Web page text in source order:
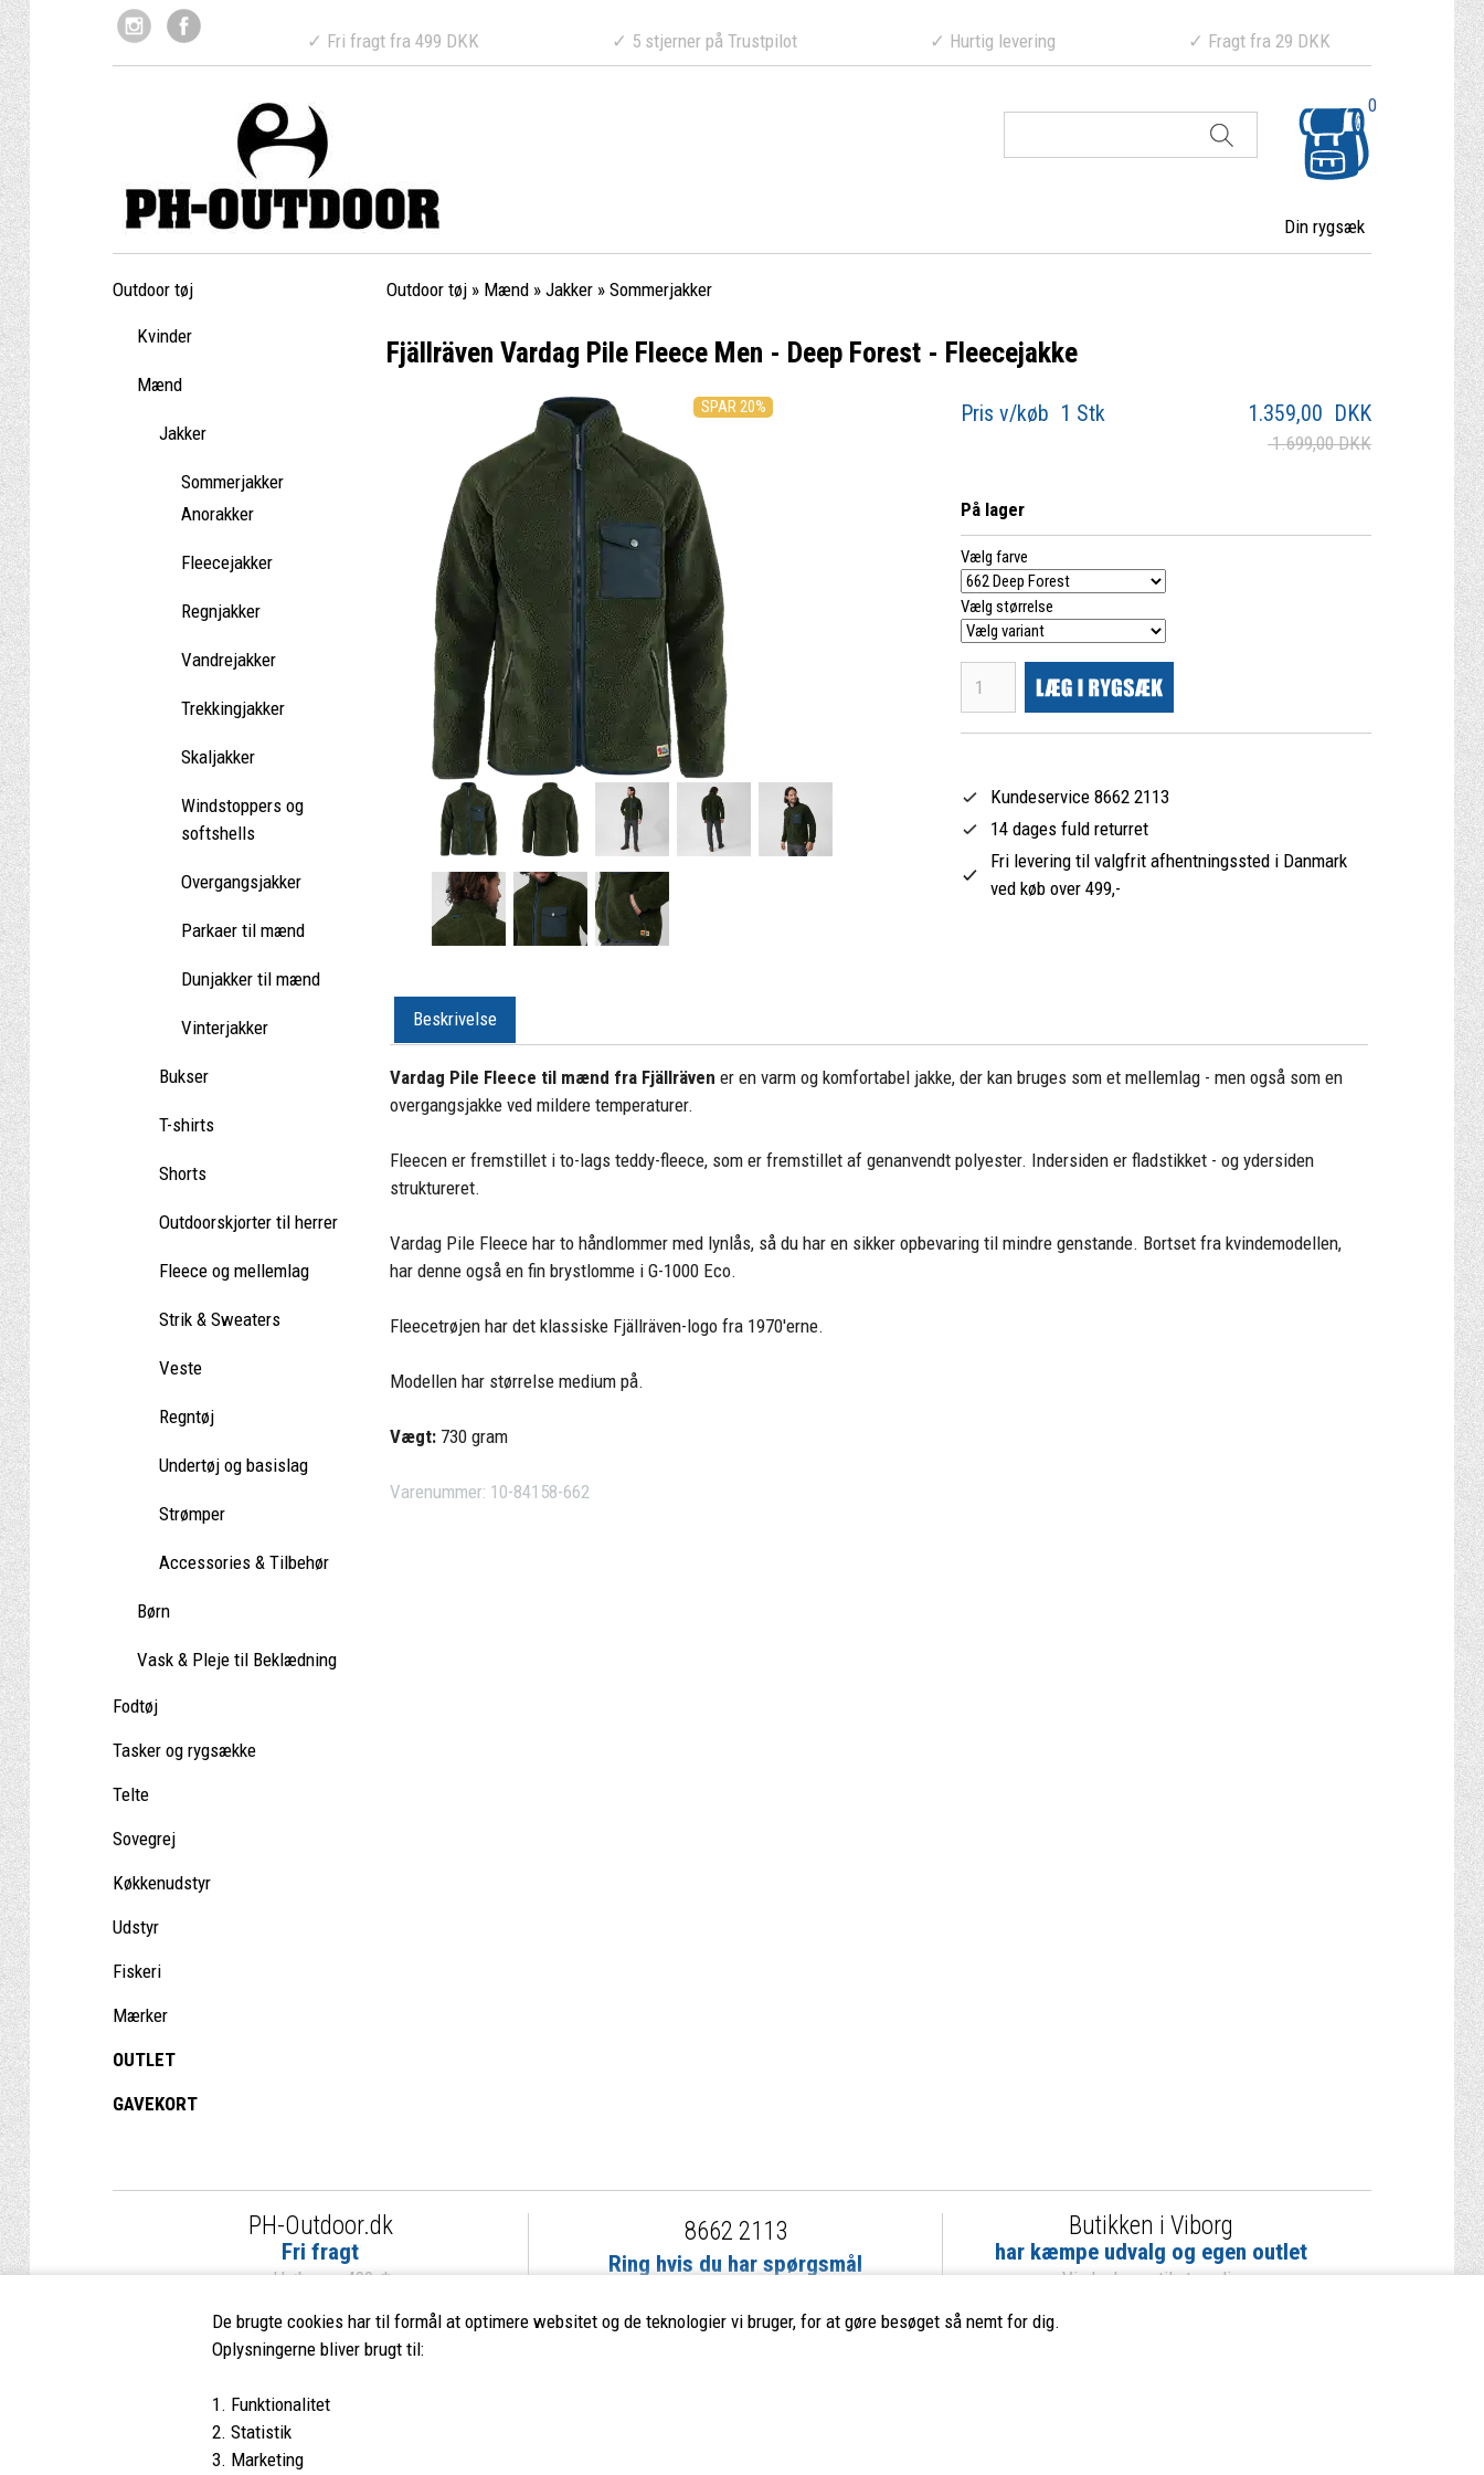
De brugte cookies har til formål at optimere websitet og de teknologier vi bruger, for at gøre besøget så nemt for dig.
Oplysningerne bliver brugt til:
1. Funktionalitet
2. Statistik
3. Marketing
✓ Fri fragt fra 499 DKK ✓ 5 stjerner på Trustpilot ✓ Hurtig levering ✓ Fragt fra 29 DKK
Din rygsæk
0
Outdoor tøj
Kvinder
Mænd
Jakker
Sommerjakker
Anorakker
Fleecejakker
Regnjakker
Vandrejakker
Trekkingjakker
Skaljakker
Windstoppers og
softshells
Overgangsjakker
Parkaer til mænd
Dunjakker til mænd
Vinterjakker
Bukser
T-shirts
Shorts
Outdoorskjorter til herrer
Fleece og mellemlag
Strik & Sweaters
Veste
Regntøj
Undertøj og basislag
Strømper
Accessories & Tilbehør
Børn
Vask & Pleje til Beklædning
Fodtøj
Tasker og rygsække
Telte
Sovegrej
Køkkenudstyr
Udstyr
Fiskeri
Mærker
OUTLET
GAVEKORT
Outdoor tøj» Mænd» Jakker» Sommerjakker
Fjällräven Vardag Pile Fleece Men - Deep Forest - Fleecejakke
SPAR 20% Pris v/køb 1 Stk 1.359,00 DKK
1.699,00 DKK
På lager
Vælg farve
Vælg størrelse
Kundeservice 8662 2113
14 dages fuld returret
Fri levering til valgfrit afhentningssted i Danmark
ved køb over 499,-
Beskrivelse
Vardag Pile Fleece til mænd fra Fjällrävener en varm og komfortabel jakke, der kan bruges som et mellemlag - men også som en
overgangsjakke ved mildere temperaturer.
Fleecen er fremstillet i to-lags teddy-fleece, som er fremstillet af genanvendt polyester. Indersiden er fladstikket - og ydersiden
struktureret.
Vardag Pile Fleece har to håndlommer med lynlås, så du har en sikker opbevaring til mindre genstande. Bortset fra kvindemodellen,
har denne også en fin brystlomme i G-1000 Eco.
Fleecetrøjen har det klassiske Fjällräven-logo fra 1970'erne.
Modellen har størrelse medium på.
Vægt: 730 gram
Varenummer: 10-84158-662
PH-Outdoor.dk
Fri fragt
ved køb over 499,-*
8662 2113
Ring hvis du har spørgsmål
Butikken i Viborg
har kæmpe udvalg og egen outlet
Vi glæder os til at se dig
PH-Outdoor.dk
Nørremøllevej 109